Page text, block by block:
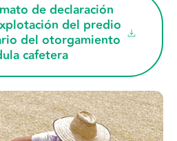
de declaración
del predio
del otorgamiento
cafetera